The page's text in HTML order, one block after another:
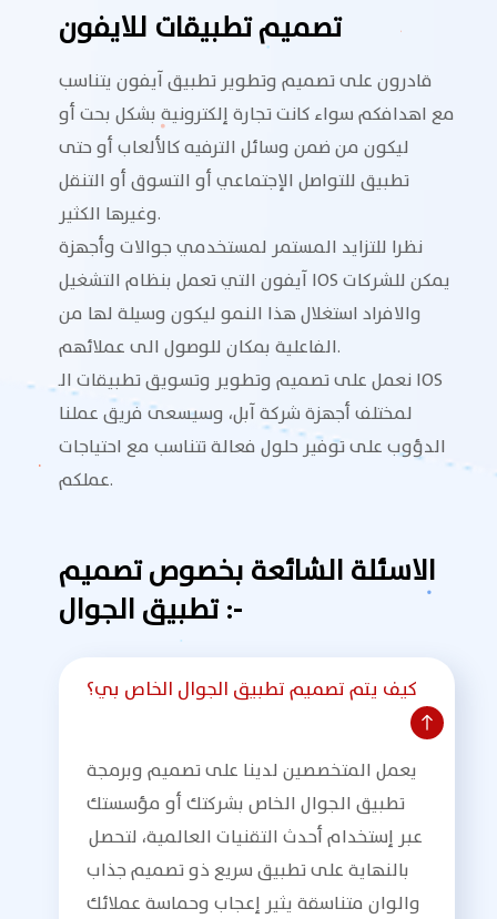
تصميم تطبيقات للايفون
قادرون على تصميم وتطوير تطبيق آيفون يتناسب
مع اهدافكم سواء كانت تجارة إلكترونية بشكل بحت أو
ليكون من ضمن وسائل الترفيه كالألعاب أو حتى
تطبيق للتواصل الإجتماعي أو التسوق أو التنقل
وغيرها الكثير.
نظرا للتزايد المستمر لمستخدمي جوالات وأجهزة
آيفون التي تعمل بنظام التشغيل IOS يمكن للشركات
والافراد استغلال هذا النمو ليكون وسيلة لها من
الفاعلية بمكان للوصول الى عملائهم.
نعمل على تصميم وتطوير وتسويق تطبيقات الـ IOS
لمختلف أجهزة شركة آبل، وسيسعى فريق عملنا
الدؤوب على توفير حلول فعالة تتناسب مع احتياجات
عملكم.
الاسئلة الشائعة بخصوص تصميم
تطبيق الجوال :-
كيف يتم تصميم تطبيق الجوال الخاص بي؟
يعمل المتخصصين لدينا على تصميم وبرمجة
تطبيق الجوال الخاص بشركتك أو مؤسستك
بالنهاية على تطبيق سريع ذو تصميم جذاب
والوان متناسقة يثير إعجاب وحماسة عملائك